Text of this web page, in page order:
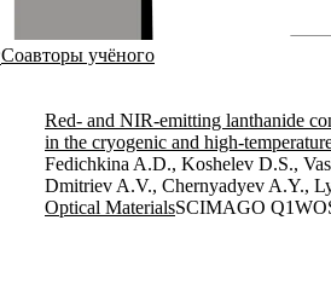
Соавторы учёного
Red- and NIR-emitting lanthanide
in the cryogenic and high-
Fedichkina A.D., Koshelev D.S.,
Dmitriev A.V., Chernyadyev A.Y.,
Optical MaterialsSCIMAGO Q1